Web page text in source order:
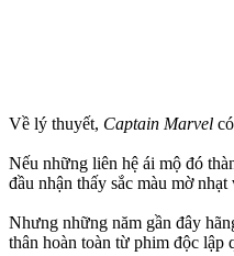
Về lý thuyết, Captain Marvel
Nếu những liên hệ ái mộ đó
đầu nhận thấy sắc màu mờ
Nhưng những năm gần đây
thân hoàn toàn từ phim độc lập